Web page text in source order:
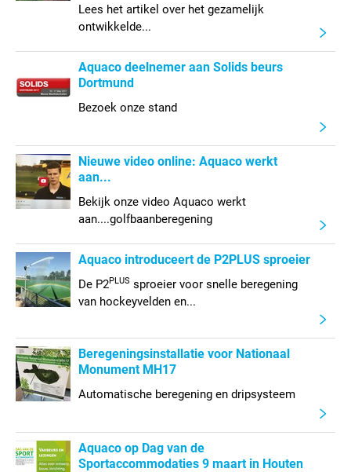
Lees het artikel over het gezamelijk
ontwikkelde...
Aquaco deelnemer aan Solids beurs
Dortmund
Bezoek onze stand
Nieuwe video online: Aquaco werkt
aan...
Bekijk onze video Aquaco werkt
aan....golfbaanberegening
Aquaco introduceert de P2PLUS sproeier
De P2PLUS sproeier voor snelle beregening
van hockeyvelden en...
Beregeningsinstallatie voor Nationaal
Monument MH17
Automatische beregening en dripsysteem
Aquaco op Dag van de
Sportaccommodaties 9 maart in Houten